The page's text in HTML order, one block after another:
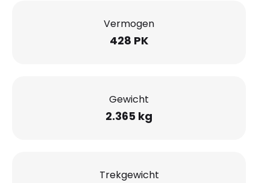
Vermogen
428 PK
Gewicht
2.365 kg
Trekgewicht